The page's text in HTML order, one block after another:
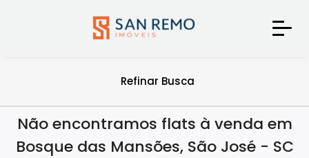
Refinar Busca
Não encontramos flats à venda em
Bosque das Mansões, São José - SC